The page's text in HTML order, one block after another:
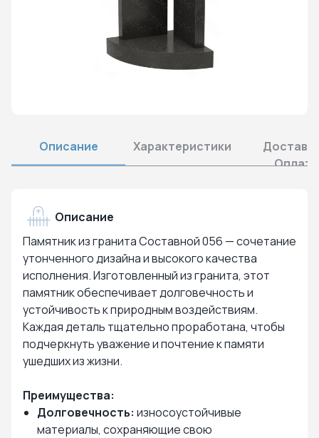
Описание Характеристики
Оплата
Описание
Памятник из гранита Составной 056 — сочетание
утонченного дизайна и высокого качества
исполнения. Изготовленный из гранита, этот
памятник обеспечивает долговечность и
устойчивость к природным воздействиям.
Каждая деталь тщательно проработана, чтобы
подчеркнуть уважение и почтение к памяти
ушедших из жизни.
Преимущества:
Долговечность: износоустойчивые
материалы, сохраняющие свою